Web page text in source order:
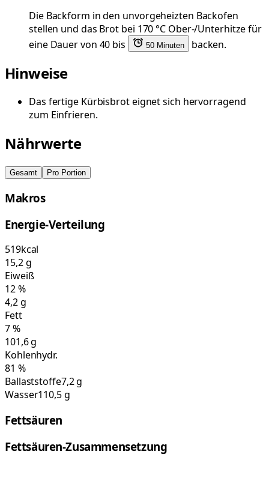
Die Backform in den unvorgeheizten Backofen
stellen und das Brot bei 170 °C Ober-/Unterhitze für
eine Dauer von 40 bis
50 Minuten backen.
Hinweise
Das fertige Kürbisbrot eignet sich hervorragend
zum Einfrieren.
Nährwerte
Gesamt Pro Portion
Makros
Energie-Verteilung
519kcal
15,2g
Eiweiß
12%
4,2g
Fett
7%
101,6g
Kohlenhydr.
81 %
Ballaststoffe7,2 g
Wasser110,5 g
Fettsäuren
Fettsäuren-Zusammensetzung